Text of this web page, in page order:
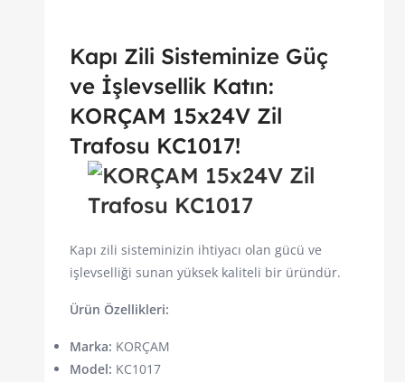
Kapı Zili Sisteminize Güç
ve İşlevsellik Katın:
KORÇAM 15x24V Zil
Trafosu KC1017!
Kapı zili sisteminizin ihtiyacı olan gücü ve
işlevselliği sunan yüksek kaliteli bir üründür.
Ürün Özellikleri:
Marka: KORÇAM
Model: KC1017